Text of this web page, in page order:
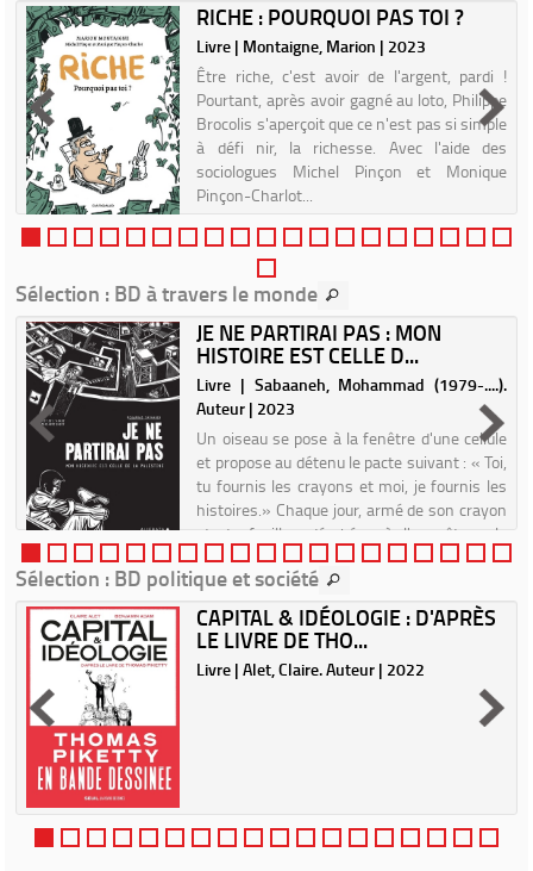
RICHE : POURQUOI PAS TOI ?
Livre | Montaigne, Marion | 2023
Être riche, c'est avoir de l'argent, pardi !
Pourtant, après avoir gagné au loto, Philippe
Brocolis s'aperçoit que ce n'est pas si simple
à défi nir, la richesse. Avec l'aide des
sociologues Michel Pinçon et Monique
Pinçon-Charlot...
Sélection : BD à travers le monde
JE NE PARTIRAI PAS : MON
HISTOIRE EST CELLE D...
Livre | Sabaaneh, Mohammad (1979-....).
Auteur | 2023
Un oiseau se pose à la fenêtre d'une cellule
et propose au détenu le pacte suivant : « Toi,
tu fournis les crayons et moi, je fournis les
histoires.» Chaque jour, armé de son crayon
et de feuilles dérobées à l'enquêteur, le
prison...
Sélection : BD politique et société
CAPITAL & IDÉOLOGIE : D'APRÈS
LE LIVRE DE THO...
Livre | Alet, Claire. Auteur | 2022